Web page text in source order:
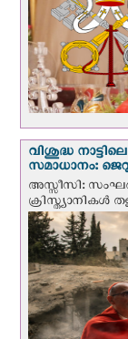
വിശുദ്ധ
സമാധാനം:
അസ്സീസി:
ക്രിസ്ത്യാനികൾ